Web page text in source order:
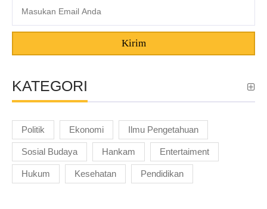
Kirim
KATEGORI
Politik Ekonomi Ilmu Pengetahuan
Sosial Budaya Hankam Entertaiment
Hukum Kesehatan Pendidikan